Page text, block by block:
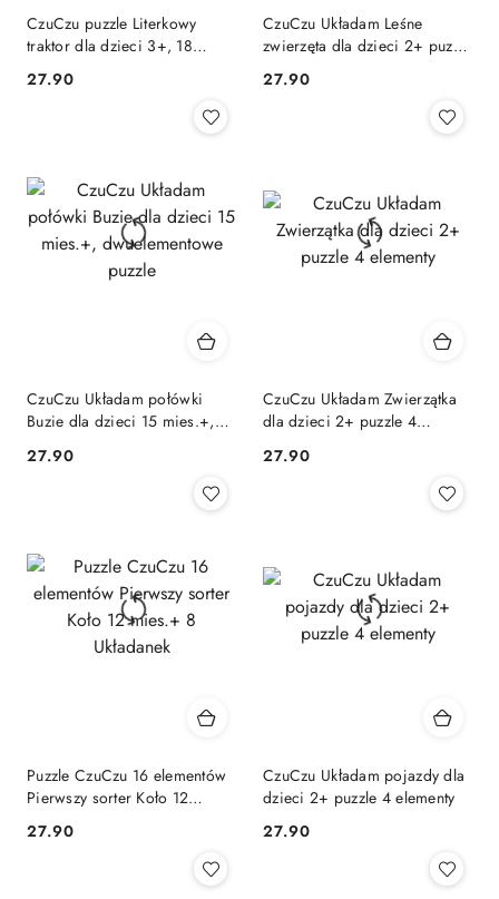
CzuCzu puzzle Literkowy
traktor dla dzieci 3+, 18
Cena:
27.90
CzuCzu Układam Leśne
zwierzęta dla dzieci 2+ puzzle
Cena:
27.90
CzuCzu Układam połówki
Buzie dla dzieci 15 mies.+,
Cena:
27.90
CzuCzu Układam Zwierzątka
dla dzieci 2+ puzzle 4
Cena:
27.90
Puzzle CzuCzu 16 elementów
Pierwszy sorter Koło 12
Cena:
27.90
CzuCzu Układam pojazdy dla
dzieci 2+ puzzle 4 elementy
Cena:
27.90